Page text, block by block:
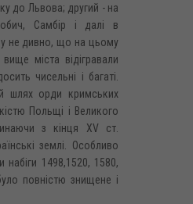
до Львова; другий - на
Самбір і далі в
не дивно, що на цьому
міста відігравали
чисельні і багаті.
шлях орди кримських
Польщі і Великого
з кінця XV ст.
землі. Особливо
набіги 1498,1520, 1580,
повністю знищене і